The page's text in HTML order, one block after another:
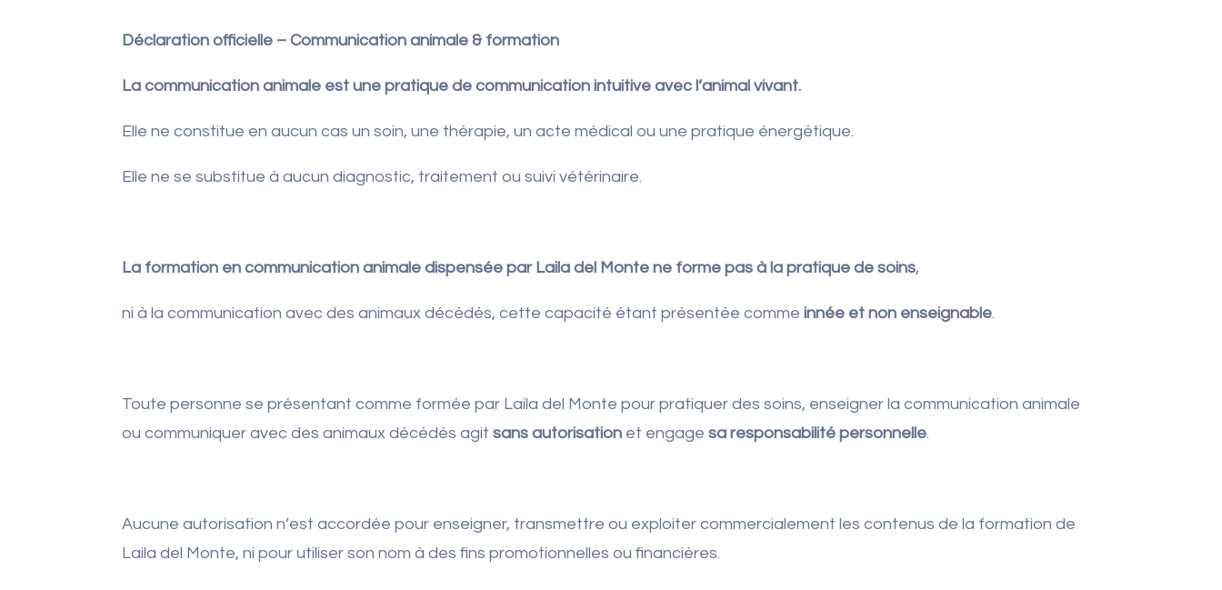
Déclaration officielle – Communication animale & formation
La communication animale est une pratique de communication intuitive avec l’animal vivant.
Elle ne constitue en aucun cas un soin, une thérapie, un acte médical ou une pratique énergétique.
Elle ne se substitue à aucun diagnostic, traitement ou suivi vétérinaire.
La formation en communication animale dispensée par Laila del Monte ne forme pas à la pratique de soins,
ni à la communication avec des animaux décédés, cette capacité étant présentée commeinnée et non enseignable.
Toute personne se présentant comme formée par Laila del Monte pour pratiquer des soins, enseigner la communication animale
ou communiquer avec des animaux décédés agitsans autorisation et engagesa responsabilité personnelle.
Aucune autorisation n’est accordée pour enseigner, transmettre ou exploiter commercialement les contenus de la formation de
Laila del Monte, ni pour utiliser son nom à des fins promotionnelles ou financières.